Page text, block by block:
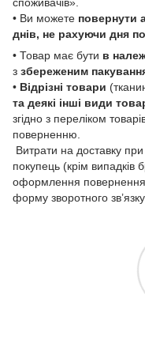
• Ви можете повернути
днів, не рахуючи дня
• Товар має бути в
з збереженим
• Відрізні товари
та деякі інші види
згідно з переліком
поверненню.
Витрати на доставку
покупець (крім
оформлення повернення,
форму зворотного